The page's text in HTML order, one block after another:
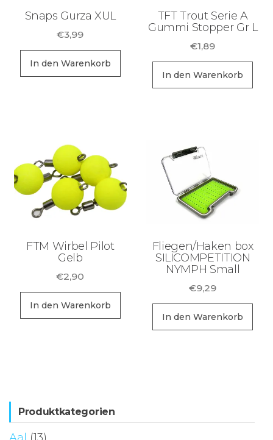
Snaps Gurza XUL
€3,99
In den Warenkorb
TFT Trout Serie A
Gummi Stopper Gr L
€1,89
In den Warenkorb
FTM Wirbel Pilot
Gelb
€2,90
In den Warenkorb
Fliegen/Haken box
SILICOMPETITION
NYMPH Small
€9,29
In den Warenkorb
Produktkategorien